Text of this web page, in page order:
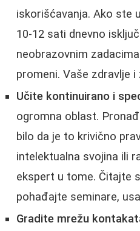
iskorišćavanja. Ako ste
10-12 sati dnevno
neobrazovnim
promeni. Vaše zdravlje
Učite kontinuirano i
ogromna oblast.
bilo da je to krivično
intelektualna svojina ili
ekspert u tome. Čitajte
pohađajte seminare,
Gradite mrežu